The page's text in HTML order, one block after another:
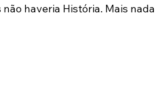
haveria História. Mais nada